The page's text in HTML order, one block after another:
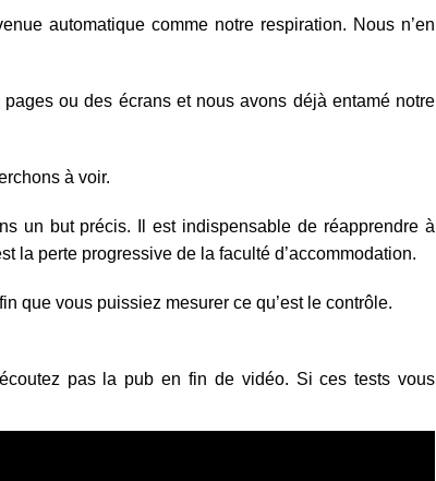
automatique comme notre respiration. Nous n’en
ou des écrans et nous avons déjà entamé notre
à voir.
un but précis. Il est indispensable de réapprendre à
la perte progressive de la faculté d’accommodation.
que vous puissiez mesurer ce qu’est le contrôle.
pas la pub en fin de vidéo. Si ces tests vous